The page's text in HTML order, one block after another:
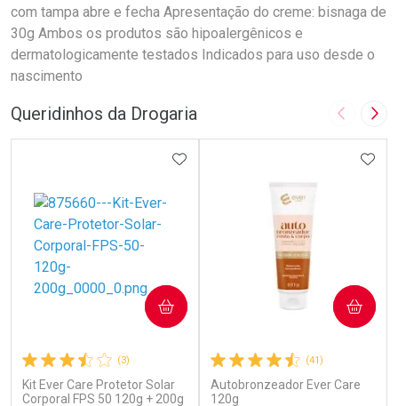
com tampa abre e fecha Apresentação do creme: bisnaga de
30g Ambos os produtos são hipoalergênicos e
dermatologicamente testados Indicados para uso desde o
nascimento
Queridinhos da Drogaria Imagem
(3)
Kit Ever Care Protetor Solar
Corporal FPS 50 120g + 200g
ADICIONAR AOS FAVORITOS
COMPRAR
(41)
Autobronzeador Ever Care
120g
COMPRAR